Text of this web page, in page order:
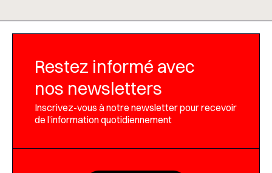
Restez informé avec
nos newsletters
Inscrivez-vous à notre newsletter pour recevoir
de l’information quotidiennement